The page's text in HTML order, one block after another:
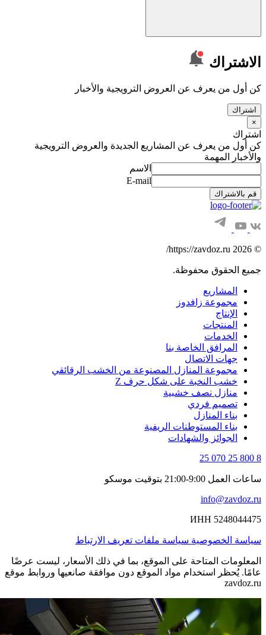
الاشتراك
كن أول من يعرف عن العروض الترويجية والأخبار
اشتراك
×
اشتراك
كن أول من يعرف عن المشاريع الجديدة والعروض الترويجية
والأخبار المهمة
الاسم
E-mail
قم بالاشتراك
© 2026 https://zavdoz.ru/
جميع الحقوق محفوظة.
المشاريع
مجموعة زافدوز
الإنتاج
المنتجات
الخدمات
المرافق الخاصة بنا
جهات الاتصال
مجموعة المنازل المصنوعة من الخشب الرقائقي
خشب النخبة على شكل حرف Z
منازل نصف خشبية
تصميم فردي
بناء المنازل
بناء المستوطنات الريفية
الجوائز والشهادات
8 800 25 070 25
ساعات العمل 9:00-21:00 بتوقيت موسكو
info@zavdoz.ru
ИНН 5248044475
سياسة الخصوصية سياسة ملفات تعريف الارتباط
المعلومات المتاحة على الموقع، بما في ذلك الأسعار، ليست عرضًا
عامًا. يُحظر استخدام مواد الموقع دون موافقة صانعيها وروابط موقع
zavdoz.ru